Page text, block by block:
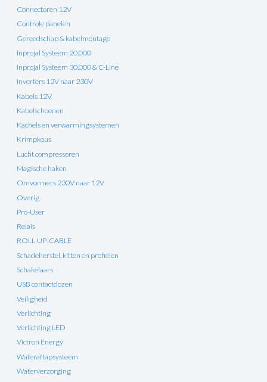
Connectoren 12V
Controle panelen
Gereedschap & kabelmontage
Inprojal Systeem 20.000
Inprojal Systeem 30.000 & C-Line
Inverters 12V naar 230V
Kabels 12V
Kabelschoenen
Kachels en verwarmingsystemen
Krimpkous
Lucht compressoren
Magische haken
Omvormers 230V naar 12V
Overig
Pro-User
Relais
ROLL-UP-CABLE
Schadeherstel, kitten en profielen
Schakelaars
USB contactdozen
Veiligheid
Verlichting
Verlichting LED
Victron Energy
Wateraftapsysteem
Waterverzorging